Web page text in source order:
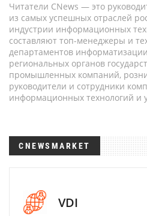
Читатели CNews — это
из самых успешных отраслей
индустрии информационных
составляют топ-менеджеры и
департаментов
региональных органов
промышленных компаний,
руководители и сотрудники
информационных технологий и
CNEWSMARKET
VDI